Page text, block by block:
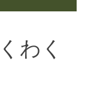
ホール
わく